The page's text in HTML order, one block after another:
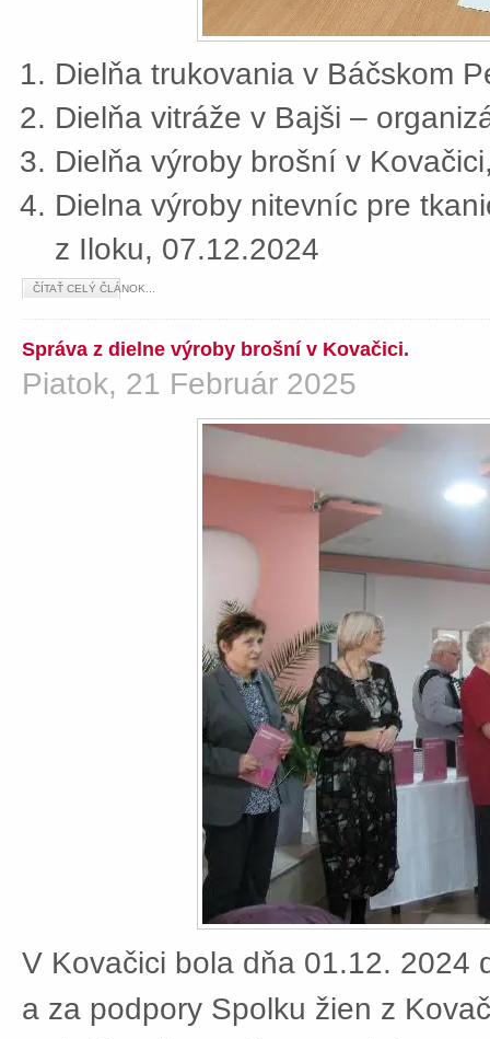
Dielňa trukovania v Báčskom
Dielňa vitráže v Bajši –
Dielňa výroby brošní v
Dielna výroby nitevníc pre
z Iloku, 07.12.2024
ČÍTAŤ CELÝ ČLÁNOK...
Správa z dielne výroby brošní v Kovačici.
Piatok, 21 Február 2025
V Kovačici bola dňa 01.12. 2024
a za podpory Spolku žien z